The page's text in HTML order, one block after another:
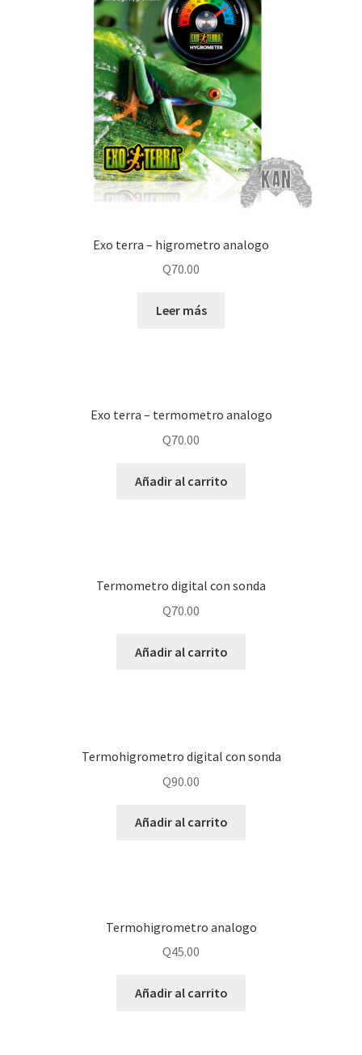
Exo terra – higrometro analogo
Q70.00
Leer más
Exo terra – termometro analogo
Q70.00
Añadir al carrito
Termometro digital con sonda
Q70.00
Añadir al carrito
Termohigrometro digital con sonda
Q90.00
Añadir al carrito
Termohigrometro analogo
Q45.00
Añadir al carrito